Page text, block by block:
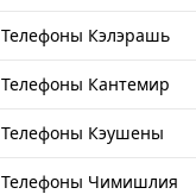
Телефоны Кэлэрашь
Телефоны Кантемир
Телефоны Кэушены
Телефоны Чимишлия